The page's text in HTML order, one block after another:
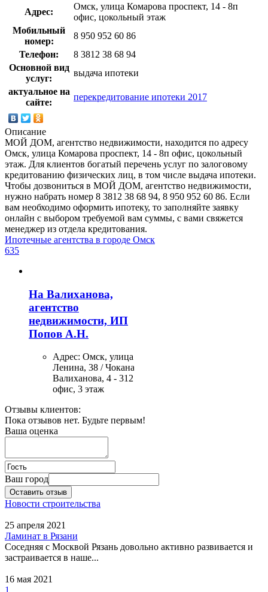
Адрес:
Омск, улица Комарова проспект, 14 - 8п
офис, цокольный этаж
Мобильный
номер:
8 950 952 60 86
Телефон:
8 3812 38 68 94
Основной вид
услуг:
выдача ипотеки
актуальное на
сайте:
перекредитование ипотеки 2017
Описание
МОЙ ДОМ, агентство недвижимости, находится по адресу
Омск, улица Комарова проспект, 14 - 8п офис, цокольный
этаж. Для клиентов богатый перечень услуг по залоговому
кредитованию физических лиц, в том числе выдача ипотеки.
Чтобы дозвониться в МОЙ ДОМ, агентство недвижимости,
нужно набрать номер 8 3812 38 68 94, 8 950 952 60 86. Если
вам необходимо оформить ипотеку, то заполняйте заявку
онлайн с выбором требуемой вам суммы, с вами свяжется
менеджер из отдела кредитования.
Ипотечные агентства в городе Омск
635
На Валиханова,
агентство
недвижимости, ИП
Попов А.Н.
Адрес: Омск, улица
Ленина, 38 / Чокана
Валиханова, 4 - 312
офис, 3 этаж
АКБ Связь-банк
Чапаева, 71 - 1 этаж
АН Почтарь,
многопрофильная
Адрес:
Харьковская, 36 / Рабочая
6-я, 18
Отзывы клиентов:
Пока отзывов нет. Будьте первым!
Ваша оценка
Ваш город
Оставить отзыв
Новости строительства
25 апреля 2021
Ламинат в Рязани
Соседняя с Москвой Рязань довольно активно развивается и
застраивается в наше...
16 мая 2021
1